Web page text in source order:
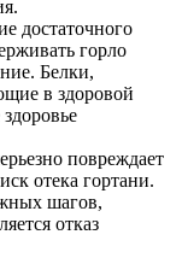
достаточного
горло
Белки,
в здоровой
повреждает
отека гортани.
шагов,
отказ